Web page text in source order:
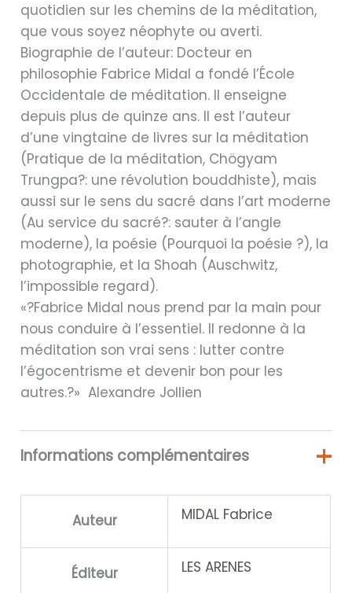
quotidien sur les chemins de la méditation,
que vous soyez néophyte ou averti.
Biographie de l’auteur: Docteur en
philosophie Fabrice Midal a fondé l’École
Occidentale de méditation. Il enseigne
depuis plus de quinze ans. Il est l’auteur
d’une vingtaine de livres sur la méditation
(Pratique de la méditation, Chögyam
Trungpa?: une révolution bouddhiste), mais
aussi sur le sens du sacré dans l’art moderne
(Au service du sacré?: sauter à l’angle
moderne), la poésie (Pourquoi la poésie ?), la
photographie, et la Shoah (Auschwitz,
l’impossible regard).
«?Fabrice Midal nous prend par la main pour
nous conduire à l’essentiel. Il redonne à la
méditation son vrai sens : lutter contre
l’égocentrisme et devenir bon pour les
autres.?» Alexandre Jollien
Informations complémentaires
Auteur MIDAL Fabrice
Éditeur LES ARENES